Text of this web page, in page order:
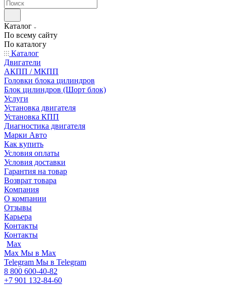
Каталог
По всему сайту
По каталогу
Каталог
Двигатели
АКПП / МКПП
Головки блока цилиндров
Блок цилиндров (Шорт блок)
Услуги
Установка двигателя
Установка КПП
Диагностика двигателя
Марки Авто
Как купить
Условия оплаты
Условия доставки
Гарантия на товар
Возврат товара
Компания
О компании
Отзывы
Карьера
Контакты
Контакты
Max
Max Мы в Max
Telegram Мы в Telegram
8 800 600-40-82
+7 901 132-84-60